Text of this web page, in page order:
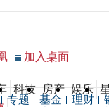
加入桌面
科技 房产 娱乐
专题 基金 理财